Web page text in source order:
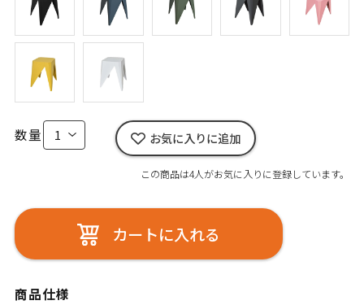
数量 お気に入りに追加
この商品は4人がお気に入りに登録しています。
カートに入れる
商品仕様